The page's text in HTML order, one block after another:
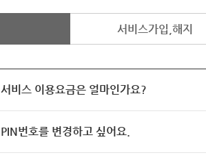
서비스가입,해지
서비스 이용요금은 얼마인가요?
PIN번호를 변경하고 싶어요.